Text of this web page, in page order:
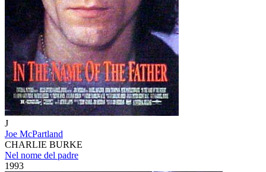
J
Joe McPartland
CHARLIE BURKE
Nel nome del padre
1993